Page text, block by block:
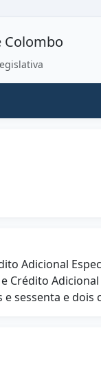
Colombo
Adicional
sessenta e dois